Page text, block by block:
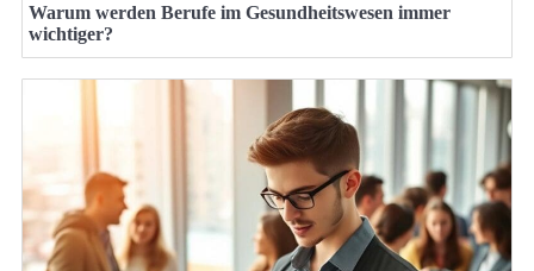
Warum werden Berufe im Gesundheitswesen immer
wichtiger?